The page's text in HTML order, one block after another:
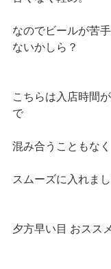
なのでビールが苦
ないかしら？
こちらは入店時間
で
混み合うこともなく
スムーズに入れまし
夕方早い目 おスス